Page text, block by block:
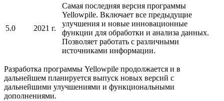
5.0 2021 г.
Самая последняя версия программы
Yellowpile. Включает все предыдущие
улучшения и новые инновационные
функции для обработки и анализа данных.
Позволяет работать с различными
источниками информации.
Разработка программы Yellowpile продолжается и в
дальнейшем планируется выпуск новых версий с
дальнейшими улучшениями и функциональными
дополнениями.